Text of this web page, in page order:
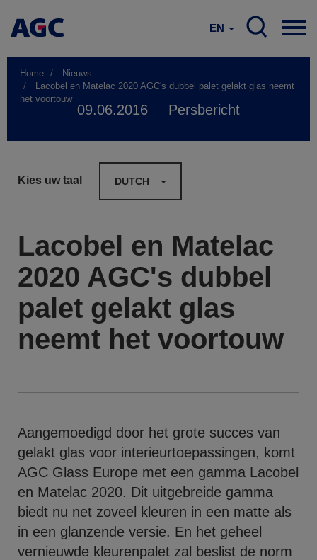
EN
Home
Nieuws
Lacobel en Matelac 2020 AGC's dubbel palet gelakt glas neemt
het voortouw
09.06.2016 Persbericht
Kies uw taal DUTCH
Lacobel en Matelac
2020 AGC's dubbel
palet gelakt glas
neemt het voortouw
Aangemoedigd door het grote succes van
gelakt glas voor interieurtoepassingen, komt
AGC Glass Europe met een gamma Lacobel
en Matelac 2020. Dit uitgebreide gamma
biedt nu net zoveel kleuren in een matte als
in een glanzende versie. En het geheel
vernieuwde kleurenpalet zal beslist de norm